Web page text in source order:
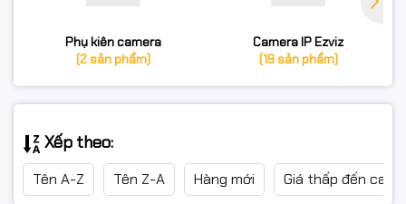
Phụ kiên camera
(2 sản phẩm)
Camera IP Ezviz
(19 sản phẩm)
Xếp theo:
Tên A-Z Tên Z-A Hàng mới Giá thấp đến cao